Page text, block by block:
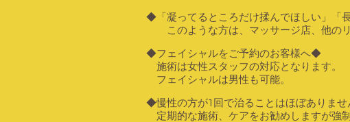
◆「凝ってるところだけ揉んでほしい」「
このような方は、マッサージ店、他のリ
◆フェイシャルをご予約のお客様へ◆
施術は女性スタッフの対応となります。
フェイシャルは男性も可能。
◆慢性の方が1回で治ることはほぼありませ
定期的な施術、ケアをお勧めしますが強